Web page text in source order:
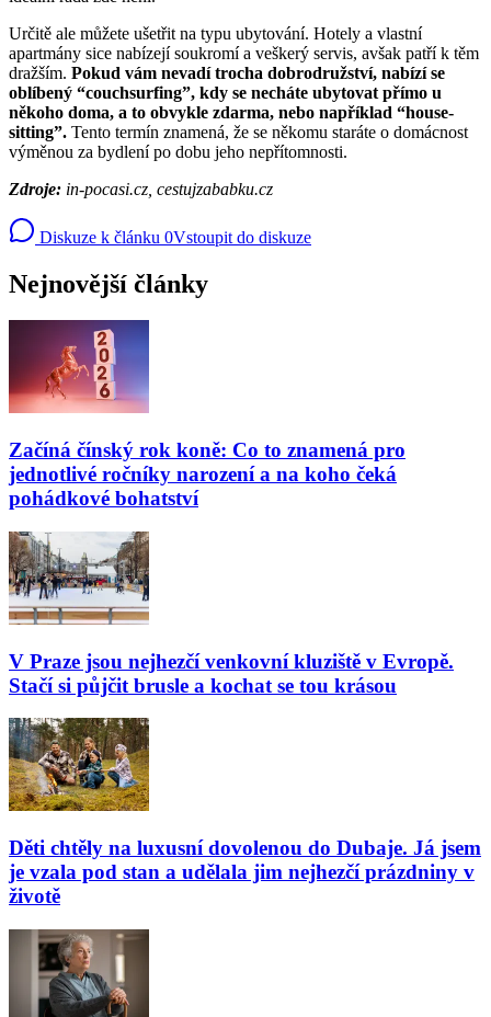
Určitě ale můžete ušetřit na typu ubytování. Hotely a vlastní
apartmány sice nabízejí soukromí a veškerý servis, avšak patří k těm
dražším. Pokud vám nevadí trocha dobrodružství, nabízí se
oblíbený “couchsurfing”, kdy se necháte ubytovat přímo u
někoho doma, a to obvykle zdarma, nebo například “house-
sitting”. Tento termín znamená, že se někomu staráte o domácnost
výměnou za bydlení po dobu jeho nepřítomnosti.
Zdroje: in-pocasi.cz, cestujzababku.cz
Diskuze k článku 0Vstoupit do diskuze
Nejnovější články
Začíná čínský rok koně: Co to znamená pro
jednotlivé ročníky narození a na koho čeká
pohádkové bohatství
V Praze jsou nejhezčí venkovní kluziště v Evropě.
Stačí si půjčit brusle a kochat se tou krásou
Děti chtěly na luxusní dovolenou do Dubaje. Já jsem
je vzala pod stan a udělala jim nejhezčí prázdniny v
životě